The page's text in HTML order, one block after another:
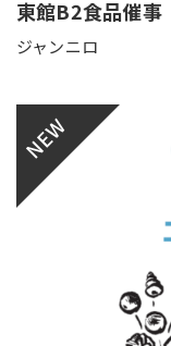
東館B2食品催
ジャンニロ
NEW